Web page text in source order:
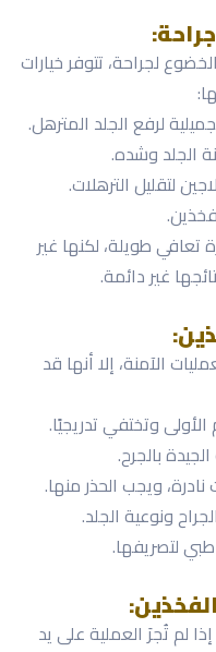
لجراحة، تتوفر خيارات
لرفع الجلد المترهل.
الجلد وشده.
لتقليل الترهلات.
تعافي طويلة، لكنها غير
غير دائمة.
الآمنة، إلا أنها قد
وتختفي تدريجيًا.
بالجرح.
ويجب الحذر منها.
ونوعية الجلد.
لتصريفها.
لم تُجرَ العملية على يد